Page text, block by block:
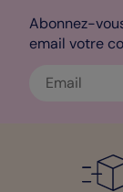
Abonnez-
email votre